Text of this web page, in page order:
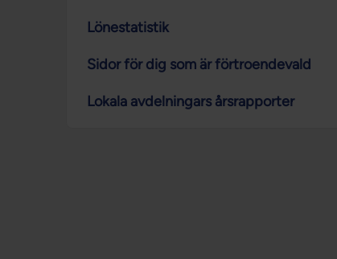
Lönestatistik
Sidor för dig som är förtroendevald
Lokala avdelningars årsrapporter